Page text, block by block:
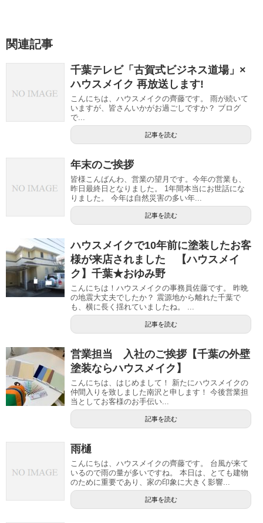
関連記事
千葉テレビ「古賀式ビジネス道場」×
ハウスメイク 再放送します!
こんにちは、ハウスメイクの齊藤です。 雨が続いて
いますが、皆さんいかがお過ごしですか？ ブログ
で...
記事を読む
年末のご挨拶
皆様こんばんわ、営業の望月です。今年の営業も、
昨日最終日となりました。 1年間本当にお世話にな
りました。 今年は自然災害の多い年...
記事を読む
ハウスメイクで10年前に塗装したお客
様が来店されました 【ハウスメイ
ク】千葉★おゆみ野
こんにちは！ハウスメイクの事務員佐藤です。 昨晩
の地震大丈夫でしたか？ 震源地から離れた千葉で
も、横に長く揺れていましたね。 ...
記事を読む
営業担当 入社のご挨拶【千葉の外壁
塗装ならハウスメイク】
こんにちは、はじめまして！ 新たにハウスメイクの
仲間入りを致しました南沢と申します！ 今後営業担
当としてお客様のお手伝い...
記事を読む
雨樋
こんにちは、ハウスメイクの齊藤です。 台風が来て
いるので雨の量が多いですね。 本日は、とても建物
のために重要であり、家の印象に大きく影響...
記事を読む